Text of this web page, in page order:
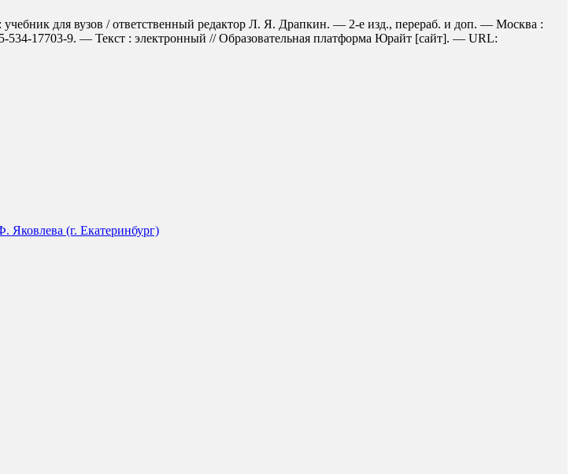
для вузов / ответственный редактор Л. Я. Драпкин. — 2-е изд., перераб. и доп. — Москва :
17703-9. — Текст : электронный // Образовательная платформа Юрайт [сайт]. — URL:
Яковлева (г. Екатеринбург)